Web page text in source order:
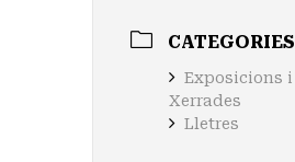
CATEGORIES
Exposicions i
Xerrades
Lletres